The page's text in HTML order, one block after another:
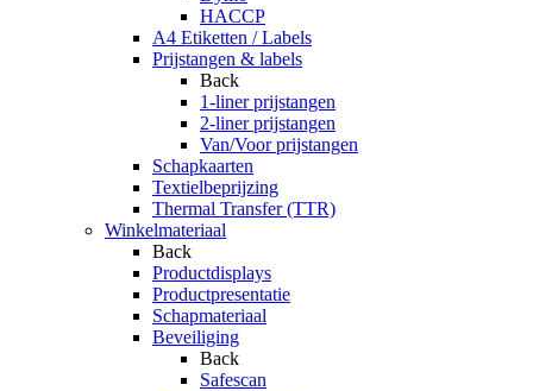
HACCP
A4 Etiketten / Labels
Prijstangen & labels
Back
1-liner prijstangen
2-liner prijstangen
Van/Voor prijstangen
Schapkaarten
Textielbeprijzing
Thermal Transfer (TTR)
Winkelmateriaal
Back
Productdisplays
Productpresentatie
Schapmateriaal
Beveiliging
Back
Safescan